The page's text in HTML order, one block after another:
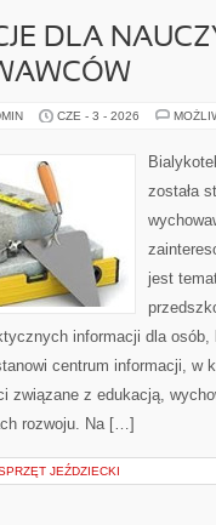
DLA
CZE - 3 - 2026
została
jest
informacji dla
centrum informacji, w
związane z edukacją,
rozwoju. Na […]
JEŹDZIECKI